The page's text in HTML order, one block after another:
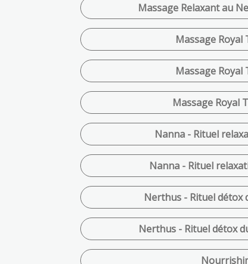
Massage Relaxant au
Massage Royal
Massage Royal
Massage Royal
Nanna - Rituel
Nanna - Rituel
Nerthus - Rituel détox
Nerthus - Rituel détox